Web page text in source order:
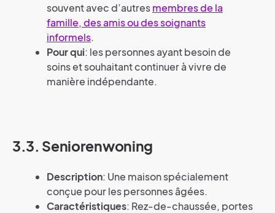
souvent avec d’autresmembres de la
famille, des amis ou des soignants
informels.
Pour qui: les personnes ayant besoin de
soins et souhaitant continuer à vivre de
manière indépendante.
3.3. Seniorenwoning
Description: Une maison spécialement
conçue pour les personnes âgées.
Caractéristiques: Rez-de-chaussée, portes